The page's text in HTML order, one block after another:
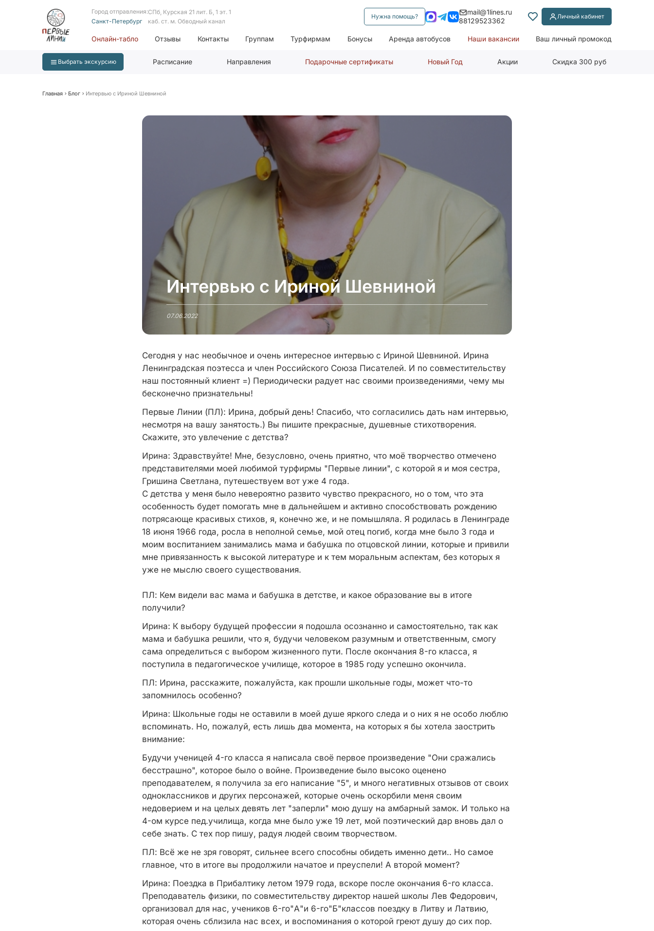
Город отправления:
Санкт-Петербург
СПб, Курская 21 лит. Б, 1 эт. 1
каб. ст. м. Обводный канал
Нужна помощь?
mail@1lines.ru
88129523362
Личный кабинет
Онлайн-табло Отзывы Контакты Группам Турфирмам Бонусы Аренда автобусов Наши вакансии Ваш личный промокод
Выбрать экскурсию Расписание Направления Подарочные сертификаты Новый Год Акции Скидка 300 руб
Главная Блог Интервью с Ириной Шевниной
Интервью с Ириной Шевниной
07.06.2022
Сегодня у нас необычное и очень интересное интервью с Ириной Шевниной. Ирина
Ленинградская поэтесса и член Российского Союза Писателей. И по совместительству
наш постоянный клиент =) Периодически радует нас своими произведениями, чему мы
бесконечно признательны!
Первые Линии (ПЛ): Ирина, добрый день! Спасибо, что согласились дать нам интервью,
несмотря на вашу занятость.) Вы пишите прекрасные, душевные стихотворения.
Скажите, это увлечение с детства?
Ирина: Здравствуйте! Мне, безусловно, очень приятно, что моё творчество отмечено
представителями моей любимой турфирмы "Первые линии", с которой я и моя сестра,
Гришина Светлана, путешествуем вот уже 4 года.
С детства у меня было невероятно развито чувство прекрасного, но о том, что эта
особенность будет помогать мне в дальнейшем и активно способствовать рождению
потрясающе красивых стихов, я, конечно же, и не помышляла. Я родилась в Ленинграде
18 июня 1966 года, росла в неполной семье, мой отец погиб, когда мне было 3 года и
моим воспитанием занимались мама и бабушка по отцовской линии, которые и привили
мне привязанность к высокой литературе и к тем моральным аспектам, без которых я
уже не мыслю своего существования.
ПЛ: Кем видели вас мама и бабушка в детстве, и какое образование вы в итоге
получили?
Ирина: К выбору будущей профессии я подошла осознанно и самостоятельно, так как
мама и бабушка решили, что я, будучи человеком разумным и ответственным, смогу
сама определиться с выбором жизненного пути. После окончания 8-го класса, я
поступила в педагогическое училище, которое в 1985 году успешно окончила.
ПЛ: Ирина, расскажите, пожалуйста, как прошли школьные годы, может что-то
запомнилось особенно?
Ирина: Школьные годы не оставили в моей душе яркого следа и о них я не особо люблю
вспоминать. Но, пожалуй, есть лишь два момента, на которых я бы хотела заострить
внимание:
Будучи ученицей 4-го класса я написала своё первое произведение "Они сражались
бесстрашно", которое было о войне. Произведение было высоко оценено
преподавателем, я получила за его написание "5", и много негативных отзывов от своих
одноклассников и других персонажей, которые очень оскорбили меня своим
недоверием и на целых девять лет "заперли" мою душу на амбарный замок. И только на
4-ом курсе пед.училища, когда мне было уже 19 лет, мой поэтический дар вновь дал о
себе знать. С тех пор пишу, радуя людей своим творчеством.
ПЛ: Всё же не зря говорят, сильнее всего способны обидеть именно дети.. Но самое
главное, что в итоге вы продолжили начатое и преуспели! А второй момент?
Ирина: Поездка в Прибалтику летом 1979 года, вскоре после окончания 6-го класса.
Преподаватель физики, по совместительству директор нашей школы Лев Федорович,
организовал для нас, учеников 6-го"А"и 6-го"Б"классов поездку в Литву и Латвию,
которая очень сблизила нас всех, и воспоминания о которой греют душу до сих пор.